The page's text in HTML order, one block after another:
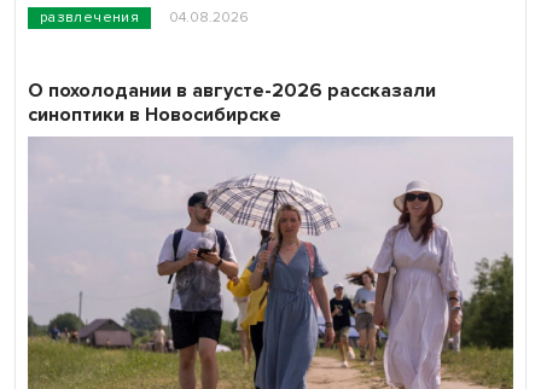
развлечения 04.08.2026
О похолодании в августе-2026 рассказали
синоптики в Новосибирске